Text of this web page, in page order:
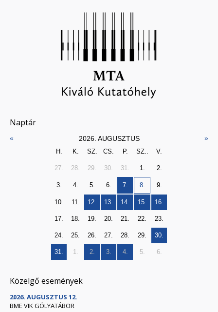
Naptár
« 2026. AUGUSZTUS »
H. K. SZ. CS. P. SZ.. V.
27. 28. 29. 30. 31. 1. 2.
3. 4. 5. 6. 7. 8. 9.
10. 11. 12. 13. 14. 15. 16.
17. 18. 19. 20. 21. 22. 23.
24. 25. 26. 27. 28. 29. 30.
31. 1. 2. 3. 4. 5. 6.
Közelgő események
2026. AUGUSZTUS 12.
BME VIK GÓLYATÁBOR